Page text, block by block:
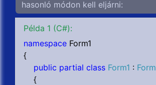
hasonló módon kell eljárni:
Példa 1 (C#):
namespace Form1
{
public partial class Form1 : Form
{